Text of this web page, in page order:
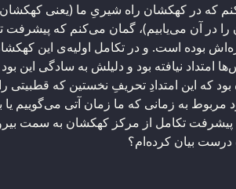
که در کهکشان راه شیریِ ما (یعنی کهکشان
را در آن می‌یابیم)، گمان می‌کنم که پیشرفت
بوده است. و در تکامل اولیه‌ی این
امتداد نیافته بود و دلیلش به سادگی این
که این امتدادِ تحریفِ نخستین که قطبیتی
مربوط به زمانی که ما زمان آتی می‌گوییم
پیشرفت تکامل از مرکز کهکشان به سمت بیرون
بیان کرده‌ام؟